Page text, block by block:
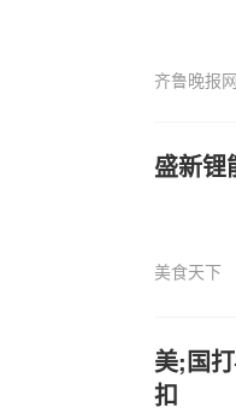
齐鲁晚报网
盛新锂
美食天下
美;国
扣